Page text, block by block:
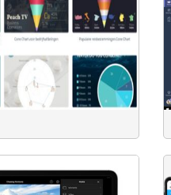
Teams is een onderdeel van
365-suite en biedt een
omgeving voor samenwerken,
en lesorganisatie.
Teams kun je chatten,
bestanden delen en
met gekoppelde apps zoals
OneNote en SharePoint.